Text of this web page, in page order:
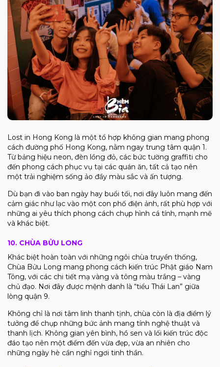
Lost in Hong Kong là một tổ hợp không gian mang phong
cách đường phố Hong Kong, nằm ngay trung tâm quận 1.
Từ bảng hiệu neon, đèn lồng đỏ, các bức tường graffiti cho
đến phong cách phục vụ tại các quán ăn, tất cả tạo nên
một trải nghiệm sống ảo đầy màu sắc và ấn tượng.
Dù bạn đi vào ban ngày hay buổi tối, nơi đây luôn mang đến
cảm giác như lạc vào một con phố điện ảnh, rất phù hợp với
những ai yêu thích phong cách chụp hình cá tính, mạnh mẽ
và khác biệt.
10. CHÙA BỬU LONG
Khác biệt hoàn toàn với những ngôi chùa truyền thống,
Chùa Bửu Long mang phong cách kiến trúc Phật giáo Nam
Tông, với các chi tiết mạ vàng và tông màu trắng – vàng
chủ đạo. Nơi đây được mệnh danh là “tiểu Thái Lan” giữa
lòng quận 9.
Không chỉ là nơi tâm linh thanh tịnh, chùa còn là địa điểm lý
tưởng để chụp những bức ảnh mang tính nghệ thuật và
thanh lịch. Không gian yên bình, hồ sen và lối kiến trúc độc
đáo tạo nên một điểm đến vừa đẹp, vừa an nhiên cho
những ngày hè cần nghỉ ngơi tinh thần.